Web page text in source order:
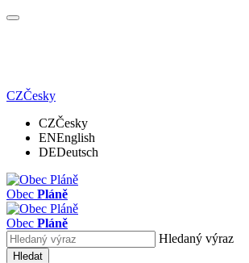
CZČesky
CZČesky
ENEnglish
DEDeutsch
Obec Pláně
Obec Pláně
Hledaný výraz
Hledat